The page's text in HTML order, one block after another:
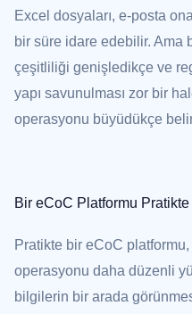
Excel dosyaları, e-posta
bir süre idare edebilir. Ama
çeşitliliği genişledikçe ve
yapı savunulması zor bir
operasyonu büyüdükçe
Bir eCoC Platformu
Pratikte bir eCoC
operasyonu daha düzenli
bilgilerin bir arada